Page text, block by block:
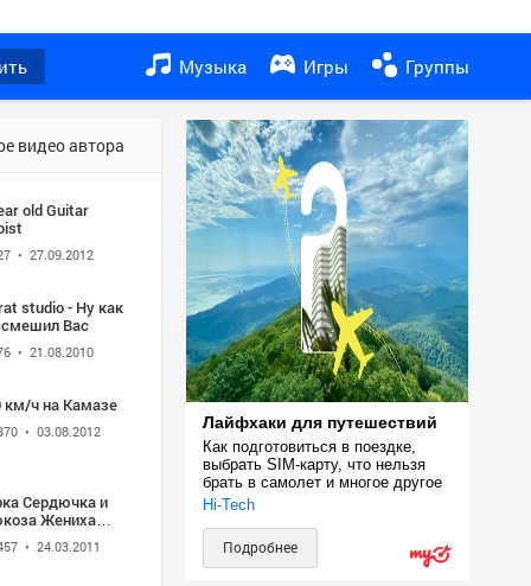
Музыка Игры Группы
видео автора
old Guitar
• 27.09.2012
studio - Ну как
Вас
• 21.08.2010
км/ч на Камазе
• 03.08.2012
Сердючка и
Жениха
• 24.03.2011
Лайфхаки для путешествий
Как подготовиться в поездке,
выбрать SIM-карту, что нельзя
брать в самолет и многое другое
Hi-Tech
Подробнее